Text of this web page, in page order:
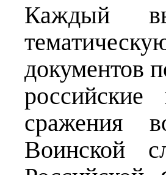
Каждый
документов
сражения
Воинской